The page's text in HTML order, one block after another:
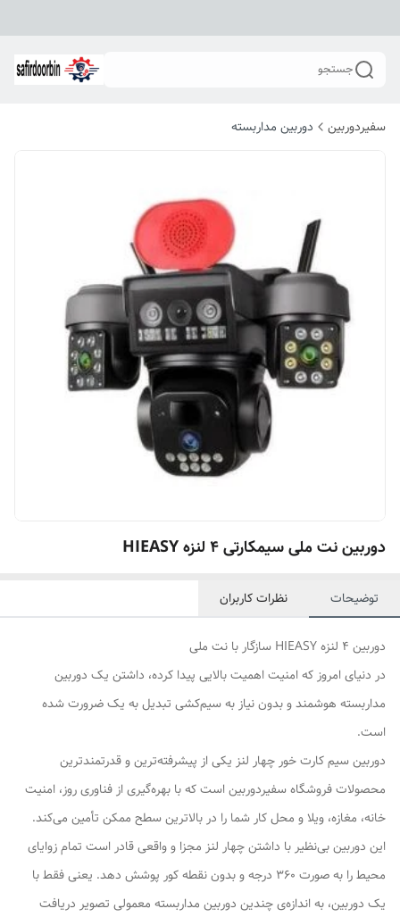
جستجو
سفیردوربین دوربین مداربسته
دوربین نت ملی سیمکارتی 4 لنزه HIEASY
توضیحات نظرات کاربران
دوربین 4 لنزه HIEASY سازگار با نت ملی
در دنیای امروز که امنیت اهمیت بالایی پیدا کرده، داشتن یک دوربین
مداربسته هوشمند و بدون نیاز به سیم‌کشی تبدیل به یک ضرورت شده
است.
دوربین سیم کارت خور چهار لنز یکی از پیشرفته‌ترین و قدرتمندترین
محصولات فروشگاه سفیردوربین است که با بهره‌گیری از فناوری روز، امنیت
خانه، مغازه، ویلا و محل کار شما را در بالاترین سطح ممکن تأمین می‌کند.
این دوربین بی‌نظیر با داشتن چهار لنز مجزا و واقعی قادر است تمام زوایای
محیط را به صورت 360 درجه و بدون نقطه کور پوشش دهد. یعنی فقط با
یک دوربین، به اندازه‌ی چندین دوربین مداربسته معمولی تصویر دریافت